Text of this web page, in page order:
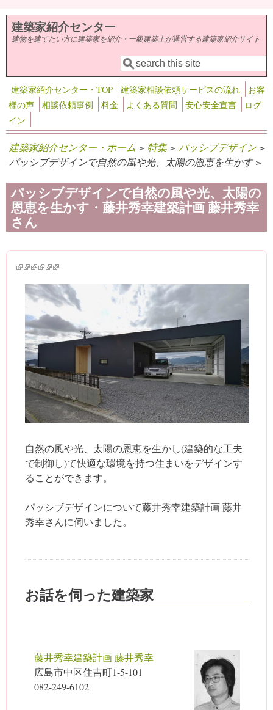
メインコンテンツに移動
建築家紹介センター
建物を建てたい方に建築家を紹介・一級建築士が運営する建築家紹介サイト
検索フォーム
検索
建築家紹介センター・TOP 建築家相談依頼サービスの流れ
お客
様の声
相談依頼事例 料金 よくある質問 安心安全宣言
ログ
イン
建築家紹介センター・ホーム > 特集 > パッシブデザイン>
パッシブデザインで自然の風や光、太陽の恩恵を生かす >
パッシブデザインで自然の風や光、太陽の
恩恵を生かす・藤井秀幸建築計画 藤井秀幸
さん
(link is external)
(link is external)
(link is external)
(link is external)
(link is external)
(link is external)
自然の風や光、太陽の恩恵を生かし(建築的な工夫
で制御し)て快適な環境を持つ住まいをデザインす
ることができます。
パッシブデザインについて藤井秀幸建築計画 藤井
秀幸さんに伺いました。
お話を伺った建築家
藤井秀幸建築計画 藤井秀幸
広島市中区住吉町1-5-101
082-249-6102